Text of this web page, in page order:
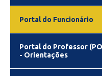
Portal do Funcionário
Portal do Professor
- Orientações